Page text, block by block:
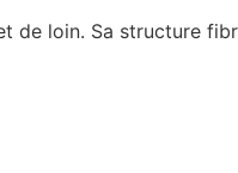
loin. Sa structure